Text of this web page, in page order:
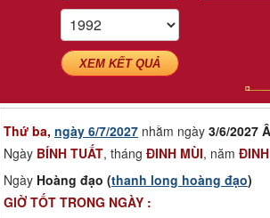
XEM KẾT QUẢ
Thứ ba, ngày 6/7/2027 nhằm ngày 3/6/2027
Ngày BÍNH TUẤT, tháng ĐINH MÙI, năm
Ngày Hoàng đạo (thanh long hoàng đạo)
GIỜ TỐT TRONG NGÀY :